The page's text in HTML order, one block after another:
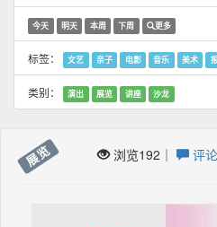
今天 明天 本周 下周 更多
标签： 文艺 亲子 电影 音乐 美术
类别： 演出 展览 讲座 沙龙
展览 浏览192｜ 评